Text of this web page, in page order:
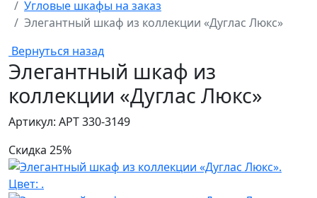
Угловые шкафы на заказ
Элегантный шкаф из коллекции «Дуглас Люкс»
Вернуться назад
Элегантный шкаф из
коллекции «Дуглас Люкс»
Артикул: АРТ 330-3149
Скидка 25%